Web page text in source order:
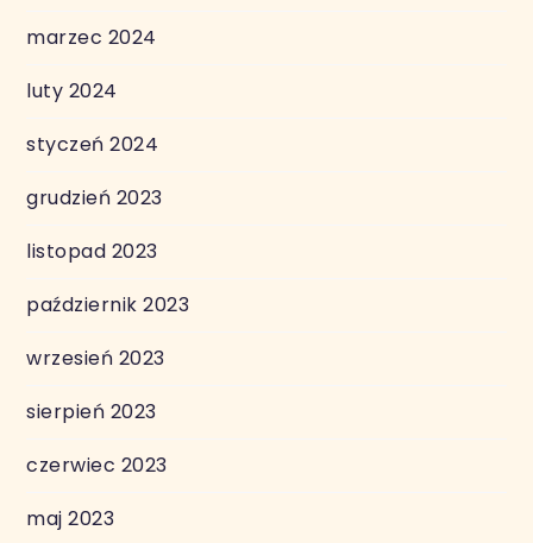
marzec 2024
luty 2024
styczeń 2024
grudzień 2023
listopad 2023
październik 2023
wrzesień 2023
sierpień 2023
czerwiec 2023
maj 2023